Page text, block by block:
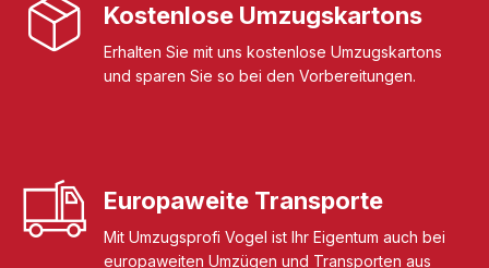
Kostenlose Umzugskartons
Erhalten Sie mit uns kostenlose Umzugskartons
und sparen Sie so bei den Vorbereitungen.
Europaweite Transporte
Mit Umzugsprofi Vogel ist Ihr Eigentum auch bei
europaweiten Umzügen und Transporten aus